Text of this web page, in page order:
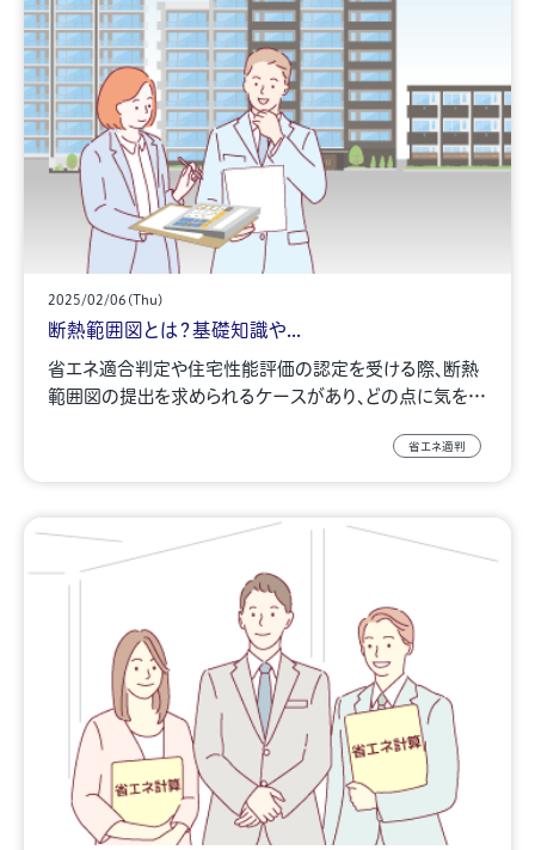
2025/02/06(Thu)
断熱範囲図とは？基礎知識や...
省エネ適合判定や住宅性能評価の認定を受ける際、断熱
範囲図の提出を求められるケースがあり、どの点に気を…
省エネ適判